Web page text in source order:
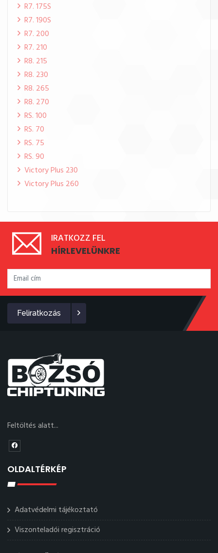
R7. 175S
R7. 190S
R7. 200
R7. 210
R8. 215
R8. 230
R8. 265
R8. 270
RS. 100
RS. 70
RS. 75
RS. 90
Victory Plus 230
Victory Plus 260
IRATKOZZ FEL
HÍRLEVELÜNKRE
Feliratkozás
Feltöltés alatt...
OLDALTÉRKÉP
Adatvédelmi tájékoztató
Viszonteladói regisztráció